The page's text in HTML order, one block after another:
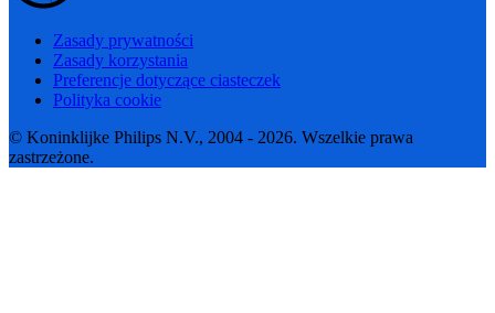
Zasady prywatności
Zasady korzystania
Preferencje dotyczące ciasteczek
Polityka cookie
© Koninklijke Philips N.V., 2004 - 2026. Wszelkie prawa
zastrzeżone.